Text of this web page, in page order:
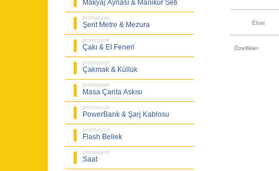
Makyaj Aynası & Manikür Seti
promosyon
Şerit Metre & Mezura
promosyon
Çakı & El Feneri
promosyon
Çakmak & Küllük
promosyon
Masa Çanta Askısı
promosyon
PowerBank & Şarj Kablosu
promosyon
Flash Bellek
promosyon
Saat
Ebat
Özellikler